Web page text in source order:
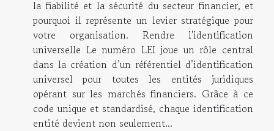
la fiabilité et la sécurité du secteur financier, et
pourquoi il représente un levier stratégique pour
votre organisation. Rendre l'identification
universelle Le numéro LEI joue un rôle central
dans la création d’un référentiel d’identification
universel pour toutes les entités juridiques
opérant sur les marchés financiers. Grâce à ce
code unique et standardisé, chaque identification
entité devient non seulement...